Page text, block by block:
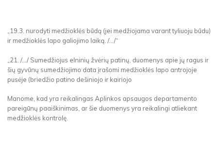
„19.3. nurodyti medžioklės būdą (jei medžiojama varant tyliuoju būdu)
ir medžioklės lapo galiojimo laiką. /.../“
„21. /.../ Sumedžiojus elninių žvėrių patinų, duomenys apie jų ragus ir
šių gyvūnų sumedžiojimo data įrašomi medžioklės lapo antrojoje
pusėje (briedžio patino dešiniojo ir kairiojo
Manome, kad yra reikalingas Aplinkos apsaugos departamento
pareigūnų paaiškinimas, ar šie duomenys yra reikalingi atliekant
medžioklės kontrolę.